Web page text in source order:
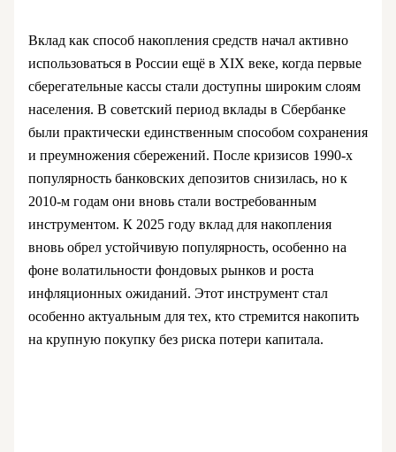
Вклад как способ накопления средств начал активно
использоваться в России ещё в XIX веке, когда первые
сберегательные кассы стали доступны широким слоям
населения. В советский период вклады в Сбербанке
были практически единственным способом сохранения
и преумножения сбережений. После кризисов 1990-х
популярность банковских депозитов снизилась, но к
2010-м годам они вновь стали востребованным
инструментом. К 2025 году вклад для накопления
вновь обрел устойчивую популярность, особенно на
фоне волатильности фондовых рынков и роста
инфляционных ожиданий. Этот инструмент стал
особенно актуальным для тех, кто стремится накопить
на крупную покупку без риска потери капитала.